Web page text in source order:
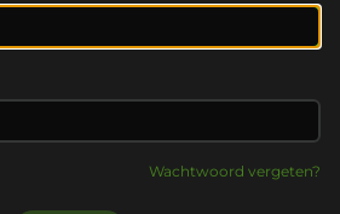
Wachtwoord vergeten?